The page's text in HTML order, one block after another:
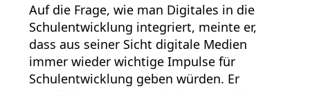
Auf die Frage, wie man Digitales in die
Schulentwicklung integriert, meinte er,
dass aus seiner Sicht digitale Medien
immer wieder wichtige Impulse für
Schulentwicklung geben würden. Er